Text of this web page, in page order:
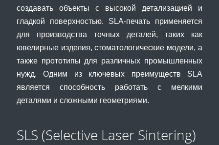
создавать объекты с высокой детализацией и
гладкой поверхностью. SLA-печать применяется
для производства точных деталей, таких как
ювелирные изделия, стоматологические модели, а
также прототипы для различных промышленных
нужд. Одним из ключевых преимуществ SLA
является способность работать с мелкими
деталями и сложными геометриями.
SLS (Selective Laser Sintering)